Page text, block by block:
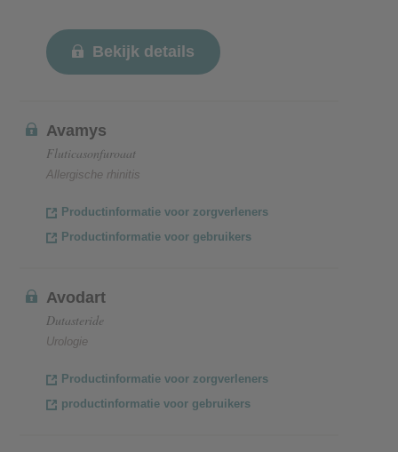
Bekijk details
Avamys
Fluticasonfuroaat
Allergische rhinitis
Productinformatie voor zorgverleners
Productinformatie voor gebruikers
Avodart
Dutasteride
Urologie
Productinformatie voor zorgverleners
productinformatie voor gebruikers